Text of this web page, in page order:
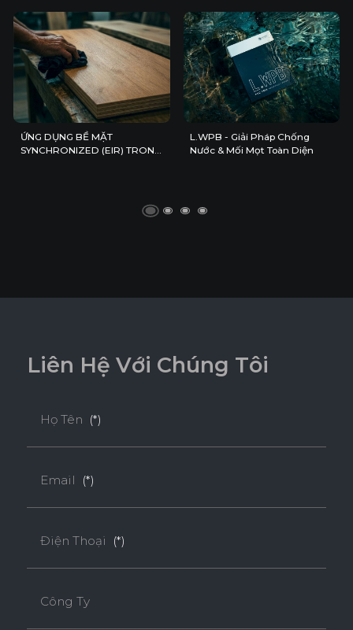
ỨNG DỤNG BỀ MẶT
SYNCHRONIZED (EIR) TRONG
L.WPB - Giải Pháp Chống
Nước & Mối Mọt Toàn Diện
Liên Hệ Với Chúng Tôi
Họ Tên (*)
Email (*)
Điện Thoại (*)
Công Ty